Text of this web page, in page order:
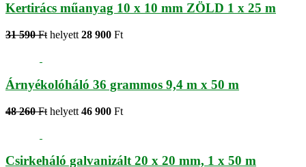
Kertirács műanyag 10 x 10 mm ZÖLD 1 x 25 m
31 590 Ft helyett 28 900 Ft
Árnyékolóháló 36 grammos 9,4 m x 50 m
48 260 Ft helyett 46 900 Ft
Csirkeháló galvanizált 20 x 20 mm, 1 x 50 m